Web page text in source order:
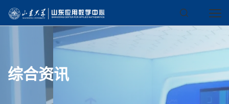
综合资讯